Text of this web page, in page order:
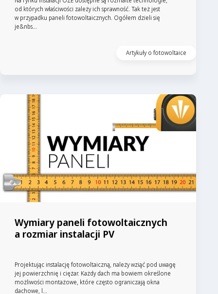
od których właściwości zależy ich sprawność. Tak też jest
w przypadku paneli fotowoltaicznych. Ogółem dzieli się
je&nbs...
Artykuły o fotowoltaice
Wymiary paneli fotowoltaicznych
a rozmiar instalacji PV
Projektując instalację fotowoltaiczną, należy wziąć pod uwagę
jej powierzchnię i ciężar. Każdy dach ma bowiem określone
możliwości montażowe, które często ograniczają okna
dachowe, l...